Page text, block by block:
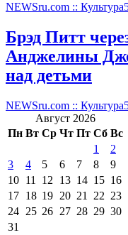
NEWSru.com :: Культура
Брэд Питт
Анджелины
над детьми
NEWSru.com :: Культура
Август 2026
Пн Вт Ср Чт Пт Сб Вс
1
2
3
4 5 6 7 8
9
10 11 12 13 14 15 16
17 18 19 20 21 22 23
24 25 26 27 28 29 30
31